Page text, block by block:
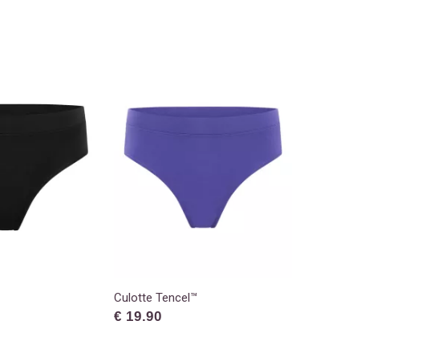
Culotte Tencel™
€ 19.90